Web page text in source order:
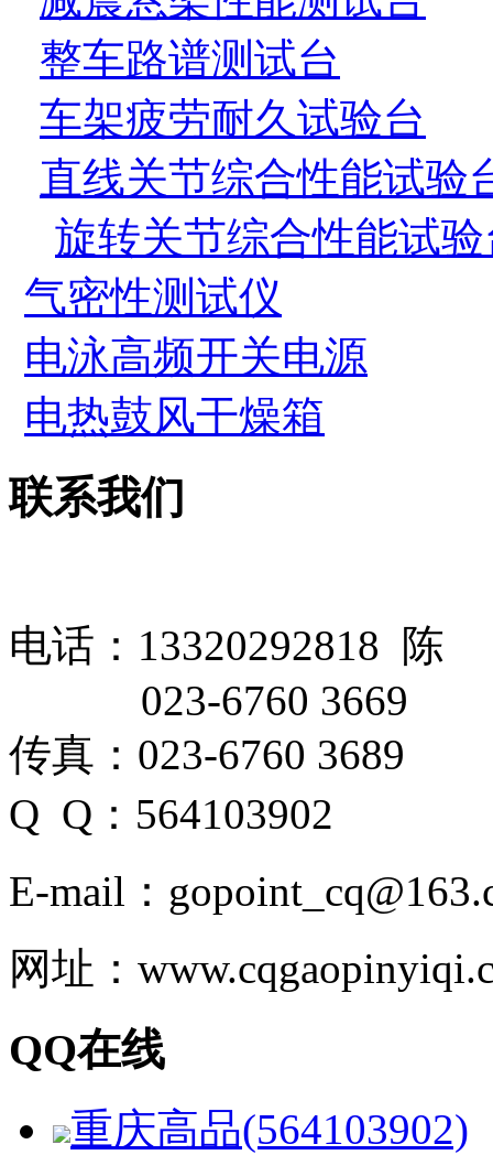
整车路谱测试台
车架疲劳耐久试验台
直线关节综合性能试验
旋转关节综合性能试
气密性测试仪
电泳高频开关电源
电热鼓风干燥箱
联系我们
电话：13320292818 陈
023-6760 3669
传真：023-6760 3689
Q Q：564103902
E-mail：
网址：
QQ在线
重庆高品(564103902)